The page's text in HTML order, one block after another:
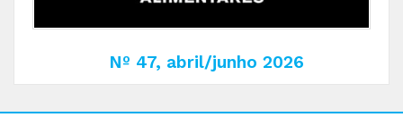
Nº 47, abril/junho 2026